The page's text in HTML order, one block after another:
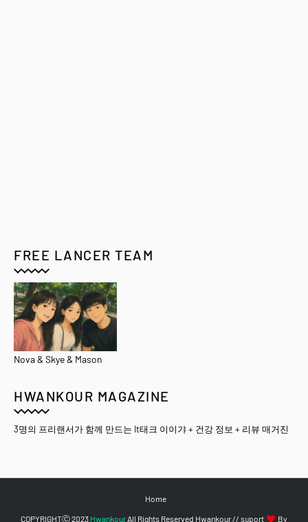
FREE LANCER TEAM
Nova & Skye & Mason
HWANKOUR MAGAZINE
3명의 프리랜서가 함께 만드는 It태크 이이갸 + 건강 정보 + 리뷰 매거진
Home
COPYRIGHTⒸ 2023 Hwankour All Rights Reserved Hwankour // suport By